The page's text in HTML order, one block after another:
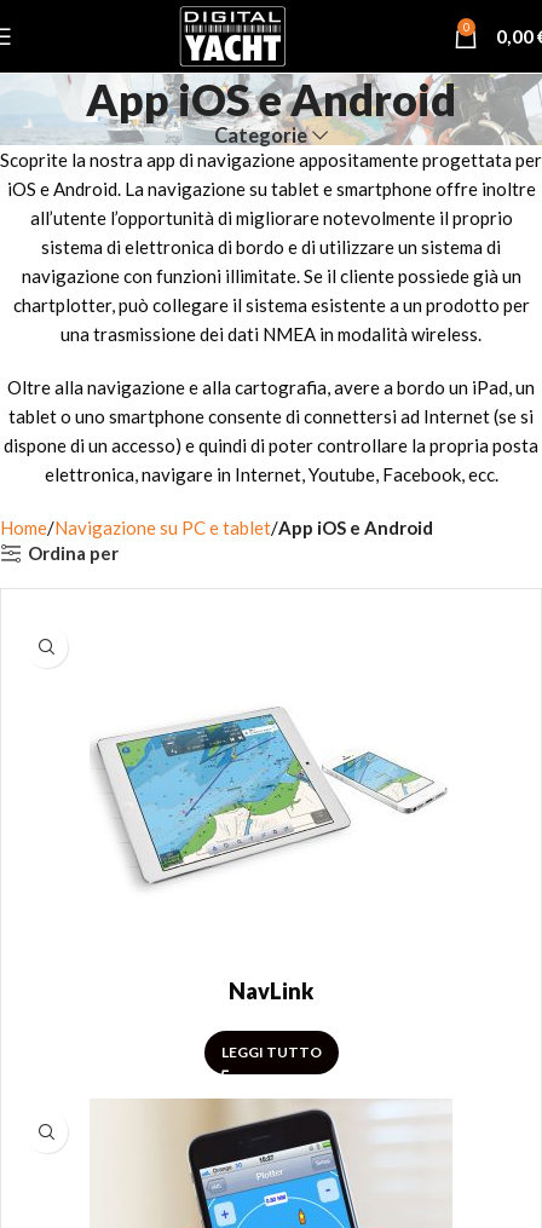
0 0,00
App iOS e Android
Categorie
Scoprite la nostra app di navigazione appositamente progettata per
iOS e Android. La navigazione su tablet e smartphone offre inoltre
all’utente l’opportunità di migliorare notevolmente il proprio
sistema di elettronica di bordo e di utilizzare un sistema di
navigazione con funzioni illimitate. Se il cliente possiede già un
chartplotter, può collegare il sistema esistente a un prodotto per
una trasmissione dei dati NMEA in modalità wireless.
Oltre alla navigazione e alla cartografia, avere a bordo un iPad, un
tablet o uno smartphone consente di connettersi ad Internet (se si
dispone di un accesso) e quindi di poter controllare la propria posta
elettronica, navigare in Internet, Youtube, Facebook, ecc.
Home Navigazione su PC e tablet App iOS e Android
Ordina per
NavLink
LEGGI TUTTO